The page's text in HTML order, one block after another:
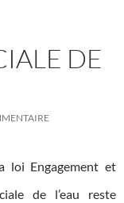
DE
loi Engagement et
de l’eau reste